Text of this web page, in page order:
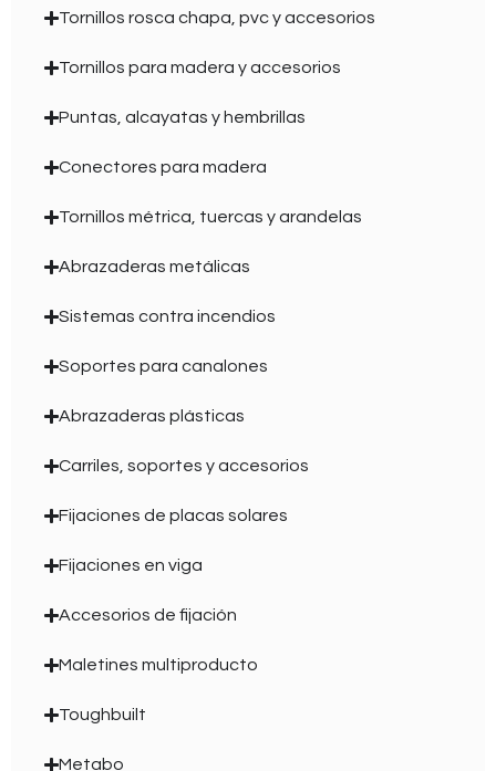
Tornillos rosca chapa, pvc y accesorios
Tornillos para madera y accesorios
Puntas, alcayatas y hembrillas
Conectores para madera
Tornillos métrica, tuercas y arandelas
Abrazaderas metálicas
Sistemas contra incendios
Soportes para canalones
Abrazaderas plásticas
Carriles, soportes y accesorios
Fijaciones de placas solares
Fijaciones en viga
Accesorios de fijación
Maletines multiproducto
Toughbuilt
Metabo